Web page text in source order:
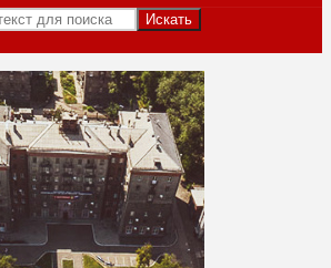
Искать